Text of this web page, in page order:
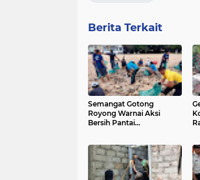
Berita Terkait
Semangat Gotong
Royong Warnai Aksi
Bersih Pantai